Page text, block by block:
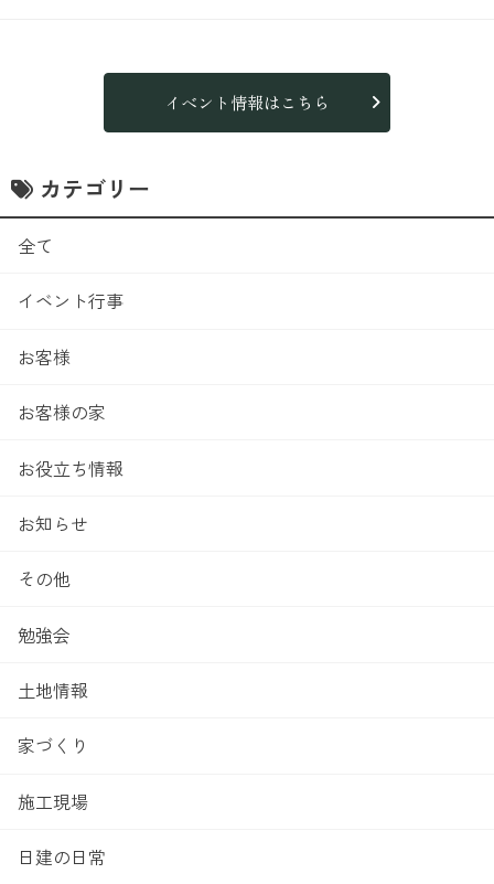
イベント情報はこちら
カテゴリー
全て
イベント行事
お客様
お客様の家
お役立ち情報
お知らせ
その他
勉強会
土地情報
家づくり
施工現場
日建の日常